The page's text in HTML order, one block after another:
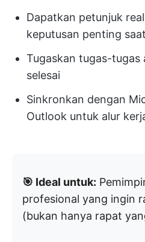
Dapatkan petunjuk
keputusan penting
Tugaskan tugas-tugas
selesai
Sinkronkan dengan
Outlook untuk alur
🎯 Ideal untuk:
profesional yang ingin
(bukan hanya rapat